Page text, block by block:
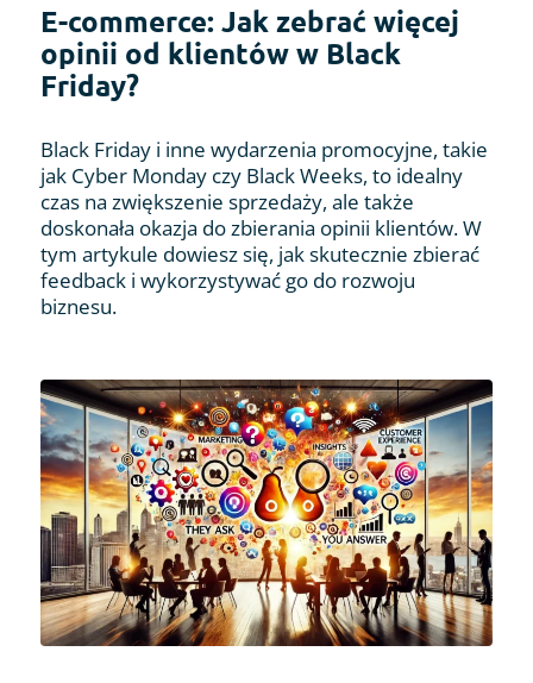
E-commerce: Jak zebrać więcej
opinii od klientów w Black
Friday?
Black Friday i inne wydarzenia promocyjne, takie
jak Cyber Monday czy Black Weeks, to idealny
czas na zwiększenie sprzedaży, ale także
doskonała okazja do zbierania opinii klientów. W
tym artykule dowiesz się, jak skutecznie zbierać
feedback i wykorzystywać go do rozwoju
biznesu.